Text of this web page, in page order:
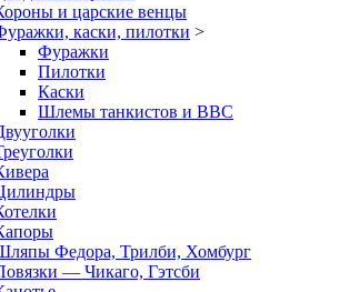
и царские венцы
каски, пилотки >
Фуражки
Пилотки
Каски
Шлемы танкистов и ВВС
Федора, Трилби, Хомбург
— Чикаго, Гэтсби